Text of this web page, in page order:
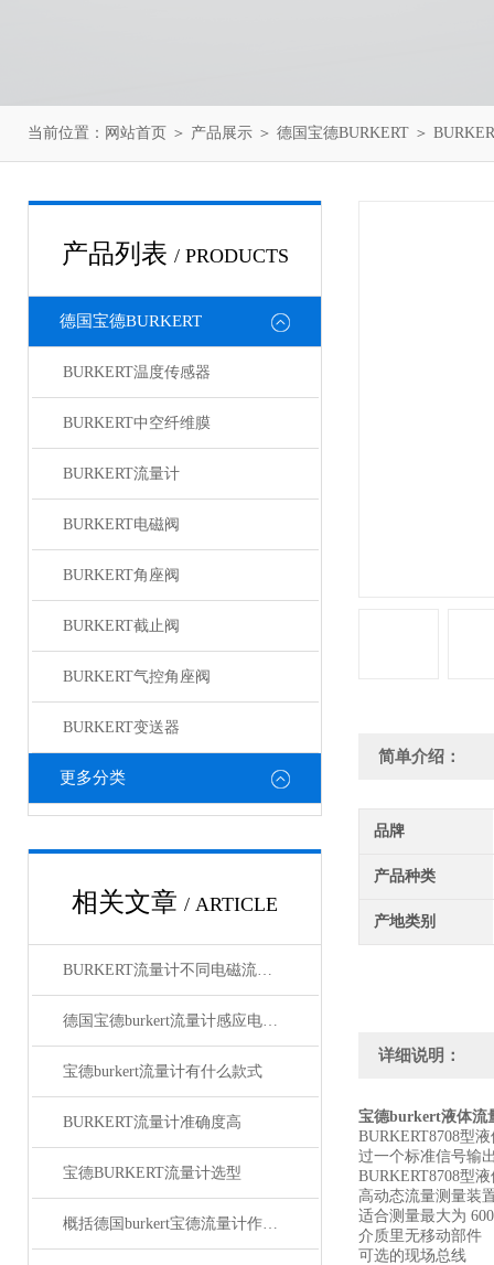
当前位置： 网站首页 ＞ 产品展示 ＞ 德国宝德BURKERT ＞
产品列表 / PRODUCTS
德国宝德BURKERT
BURKERT温度传感器
BURKERT中空纤维膜
BURKERT流量计
BURKERT电磁阀
BURKERT角座阀
BURKERT截止阀
BURKERT气控角座阀
BURKERT变送器
更多分类
相关文章 / ARTICLE
BURKERT流量计不同电磁流量计参数略有差异
德国宝德burkert流量计感应电动势与被测介质流之间是正比例关系
宝德burkert流量计有什么款式
BURKERT流量计准确度高
宝德BURKERT流量计选型
概括德国burkert宝德流量计作用介绍
简单介绍：
品牌
产品种类
产地类别
详细说明：
宝德burkert液体流
BURKERT8708型
过一个标准信号输
BURKERT8708型
高动态流量测量装
适合测量最大为
介质里无移动部件
可选的现场总线